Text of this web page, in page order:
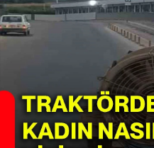
SAĞLIK
11:11 MANŞET
Haber Arşivi